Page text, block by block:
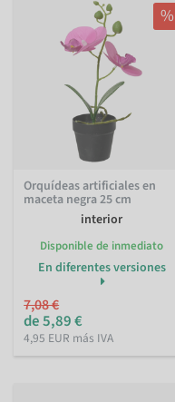
%
Orquídeas artificiales en
maceta negra 25 cm
interior
Disponible de inmediato
En diferentes versiones
7,08 €
de 5,89 €
4,95 EUR más IVA